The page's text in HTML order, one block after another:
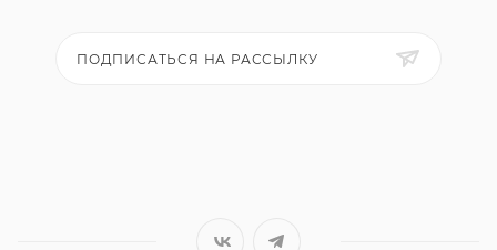
ПОДПИСАТЬСЯ НА РАССЫЛКУ